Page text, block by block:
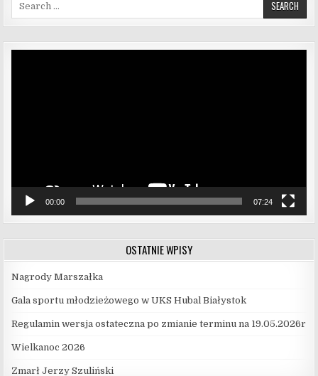
00:00 07:24
OSTATNIE WPISY
Nagrody Marszałka
Gala sportu młodzieżowego w UKS Hubal Białystok
Regulamin wersja ostateczna po zmianie terminu na 19.05.2026r
Wielkanoc 2026
Zmarł Jerzy Szuliński